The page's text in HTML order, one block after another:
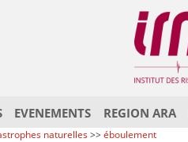
EVENEMENTS REGION ARA
naturelles>>éboulement